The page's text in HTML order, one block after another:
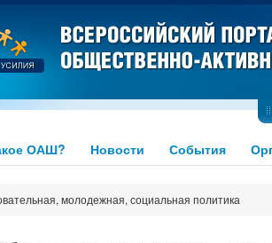
ОАШ? Новости События
молодежная, социальная политика